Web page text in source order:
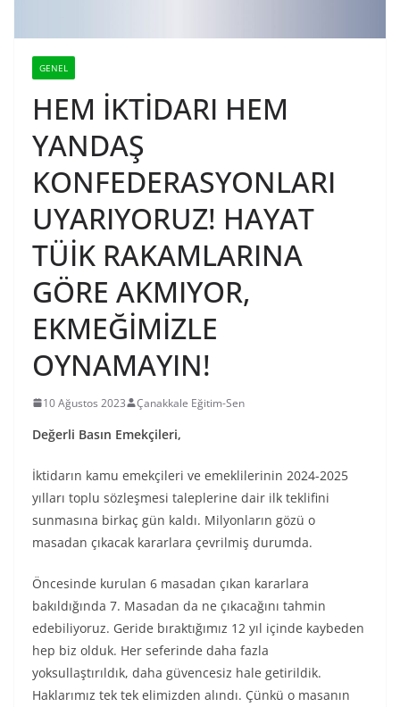
GENEL
HEM İKTİDARI HEM
YANDAŞ
KONFEDERASYONLARI
UYARIYORUZ! HAYAT
TÜİK RAKAMLARINA
GÖRE AKMIYOR,
EKMEĞİMİZLE
OYNAMAYIN!
10 Ağustos 2023 Çanakkale Eğitim-Sen
Değerli Basın Emekçileri,
İktidarın kamu emekçileri ve emeklilerinin 2024-2025
yılları toplu sözleşmesi taleplerine dair ilk teklifini
sunmasına birkaç gün kaldı. Milyonların gözü o
masadan çıkacak kararlara çevrilmiş durumda.
Öncesinde kurulan 6 masadan çıkan kararlara
bakıldığında 7. Masadan da ne çıkacağını tahmin
edebiliyoruz. Geride bıraktığımız 12 yıl içinde kaybeden
hep biz olduk. Her seferinde daha fazla
yoksullaştırıldık, daha güvencesiz hale getirildik.
Haklarımız tek tek elimizden alındı. Çünkü o masanın